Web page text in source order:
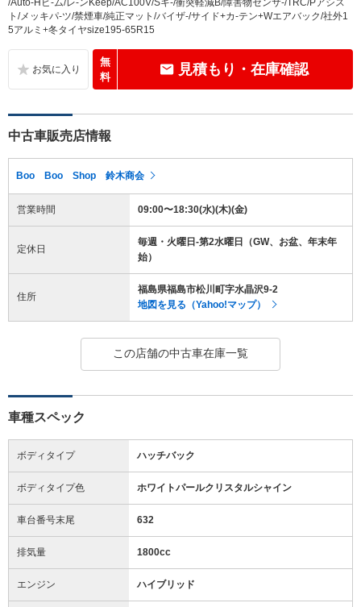
ト/メッキパ-ツ/禁煙車/純正マット/バイザ-/サイド+カ-テン+Wエアバック/社外1
5アルミ+冬タイヤsize195-65R15
無
料
見積もり・在庫確認
中古車販売店情報
Boo Boo Shop 鈴木商会
営業時間 09:00〜18:30(水)(木)(金)
定休日
毎週・火曜日-第2水曜日（GW、お盆、年末年
始）
住所
福島県福島市松川町字水晶沢9-2
地図を見る（Yahoo!マップ）
この店舗の中古車在庫一覧
車種スペック
ボディタイプ ハッチバック
ボディタイプ色 ホワイトパールクリスタルシャイン
車台番号末尾 632
排気量 1800cc
エンジン ハイブリッド